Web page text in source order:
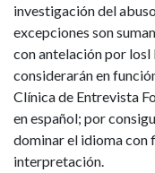
investigación del
excepciones son
con antelación por losl
considerarán en
Clínica de Entrevista
en español; por
dominar el idioma con
interpretación.